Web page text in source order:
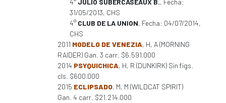
4° JULIO SUBERCASEAUX B., Fecha:
31/05/2013, CHS
4° CLUB DE LA UNION, Fecha: 04/07/2014,
CHS
2011 MODELO DE VENEZIA, H, A (MORNING
RAIDER) Gan. 3 carr. $6.591.000
2014 PSYQUICHICA, H, R (DUNKIRK) Sin figs.
cls. $600.000
2015 ECLIPSADO, M, M (WILDCAT SPIRIT)
Gan. 4 carr. $21.214.000